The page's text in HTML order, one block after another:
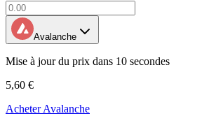
Avalanche
Mise à jour du prix dans 10 secondes
5,60 €
Acheter Avalanche